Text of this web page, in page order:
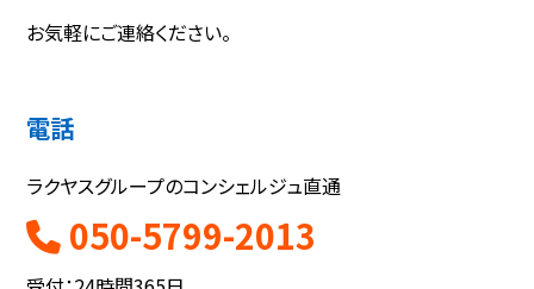
お気軽にご連絡ください。
電話
ラクヤスグループのコンシェルジュ直通
050-5799-2013